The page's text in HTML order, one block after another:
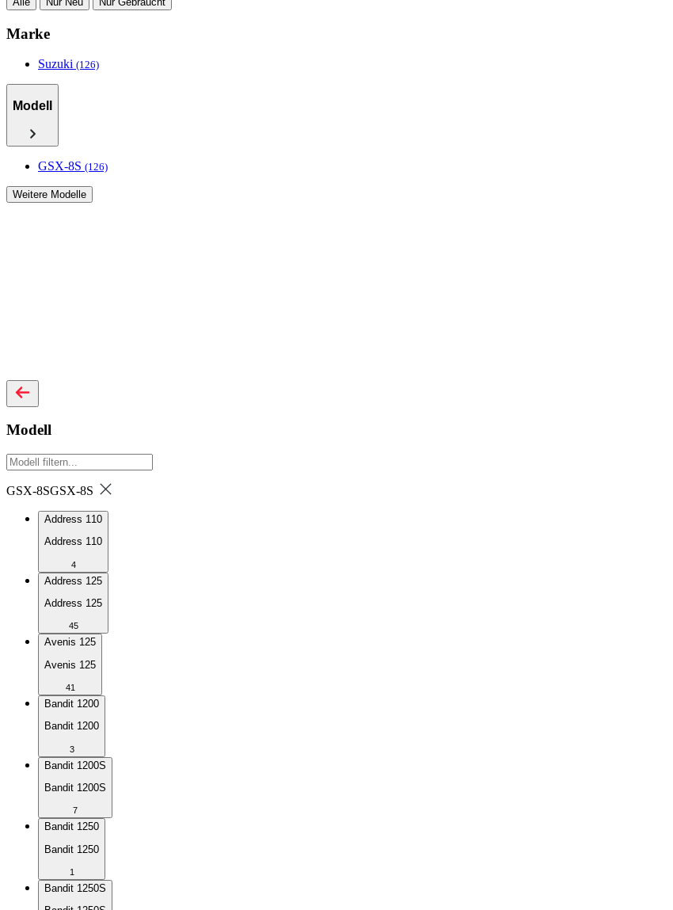
Marke
Suzuki (126)
Modell
GSX-8S (126)
Weitere Modelle
Modell
GSX-8SGSX-8S
Address 110
Address 110
4
Address 125
Address 125
45
Avenis 125
Avenis 125
41
Bandit 1200
Bandit 1200
3
Bandit 1200S
Bandit 1200S
7
Bandit 1250
Bandit 1250
1
Bandit 1250S